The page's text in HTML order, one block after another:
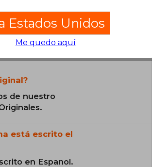
frecuentes sobre el libro
de nuestro
está escrito el
en Español.
Estados Unidos
Me quedo aquí